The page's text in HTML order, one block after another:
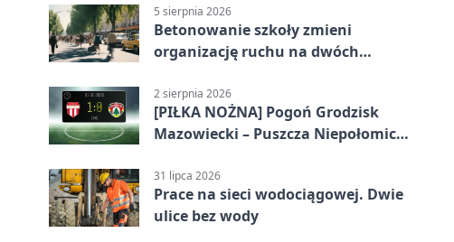
5 sierpnia 2026
Betonowanie szkoły zmieni
organizację ruchu na dwóch
2 sierpnia 2026
[PIŁKA NOŻNA] Pogoń Grodzisk
Mazowiecki – Puszcza Niepołomice
punktów w Betclic 1. lidze
31 lipca 2026
Prace na sieci wodociągowej. Dwie
ulice bez wody